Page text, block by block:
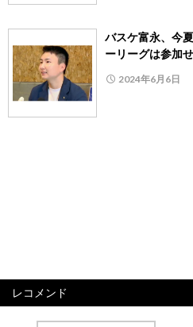
バスケ富永、今
ーリーグは参加
2024年6月6日
レコメンド